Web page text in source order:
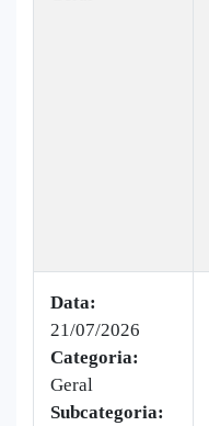
Data:
21/07/2026
Categoria:
Geral
Subcategoria: